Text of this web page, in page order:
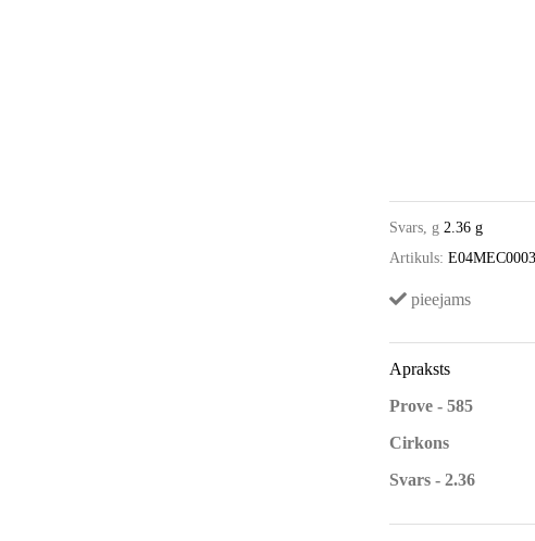
Svars, g 2.36 g
Artikuls:
pieejams
Apraksts
Prove - 585
Cirkons
Svars - 2.36